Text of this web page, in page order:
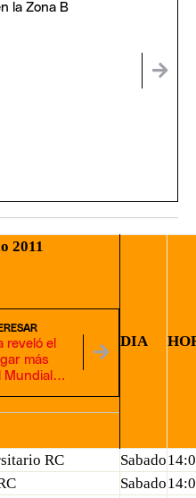
la Zona B
2011
reveló el
más
DIA
RC Sabado
Sabado